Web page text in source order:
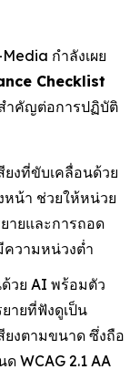
กำลังเผย
Checklist
ำคัญต่อการปฏิบัติ
ยงที่ขับเคลื่อนด้วย
น้า ช่วยให้หน่วย
ายและการถอด
ความหน่วงต่ำ
ด้วย AI พร้อมตัว
ายที่ฟังดูเป็น
ยงตามขนาด ซึ่งถือ
WCAG 2.1 AA